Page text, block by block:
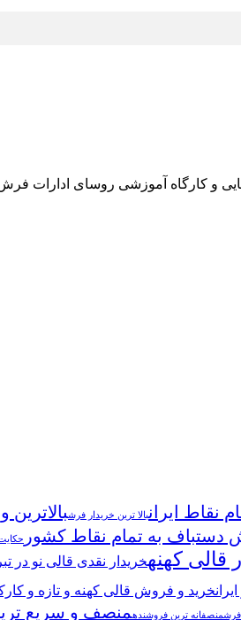
نقاط ایرانبالا ترین خریدار فرش
به تمام نقاط کشور حکایت
قالی کهنهخریدار نقدی قالی نو در
خرید و فروش قالی کهنه و تازه و
فرشمنصفانه ترین فروشندهمنصف و سریع